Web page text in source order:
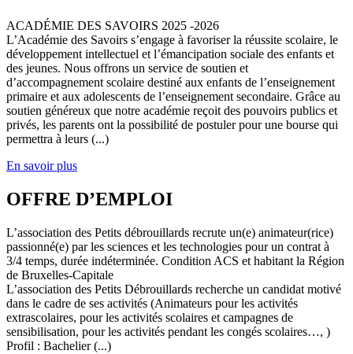
ACADÉMIE DES SAVOIRS 2025 -2026
L’Académie des Savoirs s’engage à favoriser la réussite scolaire, le
développement intellectuel et l’émancipation sociale des enfants et
des jeunes. Nous offrons un service de soutien et
d’accompagnement scolaire destiné aux enfants de l’enseignement
primaire et aux adolescents de l’enseignement secondaire. Grâce au
soutien généreux que notre académie reçoit des pouvoirs publics et
privés, les parents ont la possibilité de postuler pour une bourse qui
permettra à leurs (...)
En savoir plus
OFFRE D’EMPLOI
L’association des Petits débrouillards recrute un(e) animateur(rice)
passionné(e) par les sciences et les technologies pour un contrat à
3/4 temps, durée indéterminée. Condition ACS et habitant la Région
de Bruxelles-Capitale
L’association des Petits Débrouillards recherche un candidat motivé
dans le cadre de ses activités (Animateurs pour les activités
extrascolaires, pour les activités scolaires et campagnes de
sensibilisation, pour les activités pendant les congés scolaires…, )
Profil : Bachelier (...)